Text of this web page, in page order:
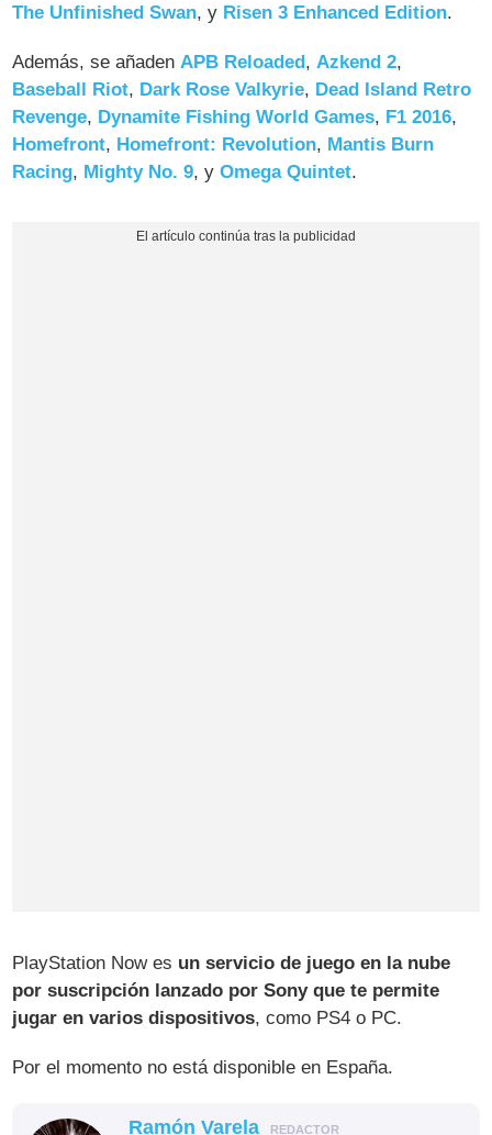
The Unfinished Swan, y Risen 3 Enhanced Edition.
Además, se añaden APB Reloaded, Azkend 2,
Baseball Riot, Dark Rose Valkyrie, Dead Island Retro
Revenge, Dynamite Fishing World Games, F1 2016,
Homefront, Homefront: Revolution, Mantis Burn
Racing, Mighty No. 9, yOmega Quintet.
PlayStation Now es un servicio de juego en la nube
por suscripción lanzado por Sony que te permite
jugar en varios dispositivos, como PS4 o PC.
Por el momento no está disponible en España.
Ramón Varela REDACTOR